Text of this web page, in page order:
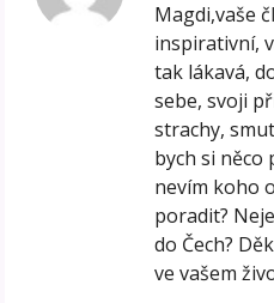
Magdi,vaše
inspirativní,
tak lákavá,
sebe, svoji
strachy,
bych si něco
nevím koho
poradit?
do Čech?
ve vašem